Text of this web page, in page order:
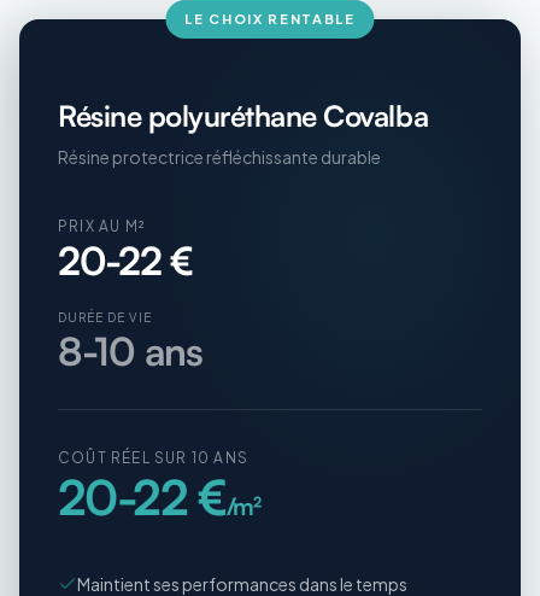
LE CHOIX RENTABLE
Résine polyuréthane Covalba
Résine protectrice réfléchissante durable
PRIX AU M²
20-22 €
DURÉE DE VIE
8-10 ans
COÛT RÉEL SUR 10 ANS
20-22 €/m²
Maintient ses performances dans le temps